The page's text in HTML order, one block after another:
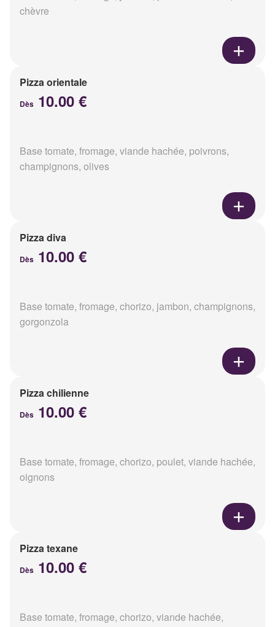
chèvre
Pizza orientale
Dès 10.00 €
Base tomate, fromage, viande hachée, poivrons,
champignons, olives
Pizza diva
Dès 10.00 €
Base tomate, fromage, chorizo, jambon, champignons,
gorgonzola
Pizza chilienne
Dès 10.00 €
Base tomate, fromage, chorizo, poulet, viande hachée,
oignons
Pizza texane
Dès 10.00 €
Base tomate, fromage, chorizo, viande hachée,